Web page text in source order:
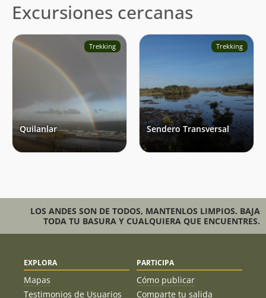
pero nuestro grupo fue el único en dirigirse a Caleta Zorra.
El bosque desde el kilómetro 8,7 hasta Caleta Zorra es
impresionante, con enormes arrayanes. Durante el
recorrido tuvimos la suerte de avistar un pudú, dos zorros
de Darwin, un martín pescador, muchos chucaos y hued-
hued, además de carpinteros, picaflores y otras aves. Una
noche, en el refugio Chaiguaco nos quedamos dormidos
con un concierto de ranas Solo nos tocó un día de lluvia
mientras caminábamos; el otro día de lluvia fue cuando ya
estábamos en el refugio. Sin embargo, con esas únicas
lluvias, el barro en algunas zonas era algo desagradable,
especialmente en los turbales. La descripción de la ruta en
sin mayores detalles del sendero
Excursiones cercanas
Trekking
Quilanlar
Trekking
Sendero Transversal
LOS ANDES SON DE TODOS, MANTENLOS LIMPIOS. BAJA
TODA TU BASURA Y CUALQUIERA QUE ENCUENTRES.
EXPLORA
Mapas
Testimonios de Usuarios
PARTICIPA
Cómo publicar
Comparte tu salida